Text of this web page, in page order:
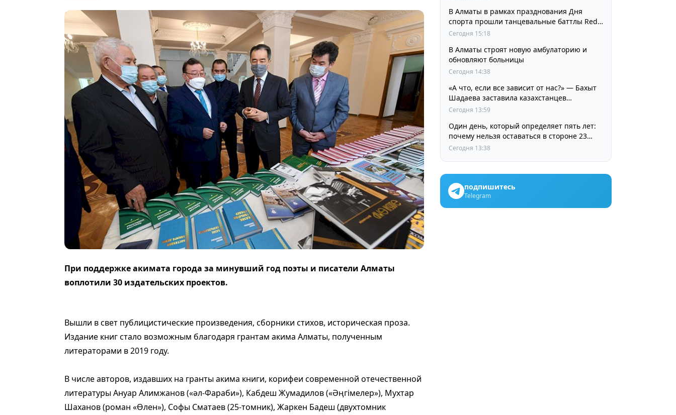
При поддержке акимата города за минувший год поэты и писатели Алматы
воплотили 30 издательских проектов.
Вышли в свет публицистические произведения, сборники стихов, историческая проза.
Издание книг стало возможным благодаря грантам акима Алматы, полученным
литераторами в 2019 году.
В числе авторов, издавших на гранты акима книги, корифеи современной отечественной
литературы Ануар Алимжанов («әл-Фараби»), Кабдеш Жума­дилов («Әңгiмелер»), Мухтар
Шаханов (роман «Өлен»), Софы Сматаев (25-томник), Жаркен Бадеш (двухтомник
В Алматы в рамках празднования Дня
спорта прошли танцевальные баттлы Red
Bull Dance Your Style
Сегодня 15:18
В Алматы строят новую амбулаторию и
обновляют больницы
Сегодня 14:38
«А что, если все зависит от нас?» — Бахыт
Шадаева заставила казахстанцев
остановиться и задуматься
Сегодня 13:59
Один день, который определяет пять лет:
почему нельзя оставаться в стороне 23
августа
Сегодня 13:38
подпишитесь
Telegram